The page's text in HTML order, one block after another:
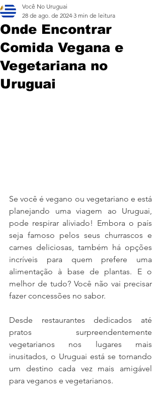
Onde Encontrar
Comida Vegana e
Vegetariana no
Uruguai
Você No Uruguai
28 de ago. de 2024 3 min de leitura
Se você é vegano ou vegetariano e está
planejando uma viagem ao Uruguai,
pode respirar aliviado! Embora o país
seja famoso pelos seus churrascos e
carnes deliciosas, também há opções
incríveis para quem prefere uma
alimentação à base de plantas. E o
melhor de tudo? Você não vai precisar
fazer concessões no sabor.
Desde restaurantes dedicados até
pratos surpreendentemente
vegetarianos nos lugares mais
inusitados, o Uruguai está se tornando
um destino cada vez mais amigável
para veganos e vegetarianos.